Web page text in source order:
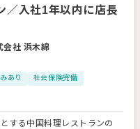
／入社1年以内に店長
会社 浜木綿
あり
社会保険完備
する中国料理レストランの